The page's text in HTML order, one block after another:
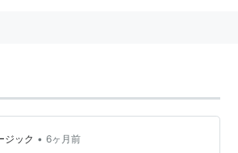
月） asin:B00008P0UF
ジック • 6ヶ月前